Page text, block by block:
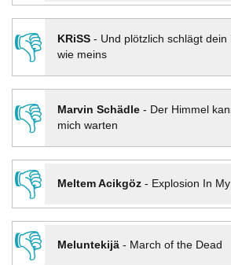
👎
KRiSS- Und plötzlich schlägt dein
wie meins
👎 Marvin Schädle- Der Himmel
mich warten
👎
Meltem Acikgöz- Explosion In
👎
Meluntekijä- March of the Dead